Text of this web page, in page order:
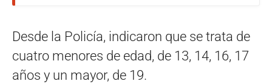
Desde la Policía, indicaron que se trata de
cuatro menores de edad, de 13, 14, 16, 17
años y un mayor, de 19.